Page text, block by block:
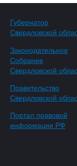
Губернатор
Свердловской
Законодательное
Собрание
Свердловской
Правительство
Свердловской
Портал правовой
информации РФ